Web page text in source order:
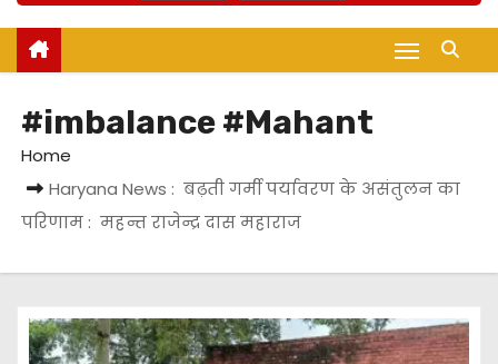
#imbalance #Mahant
Home
Haryana News : बढ़ती गर्मी पर्यावरण के असंतुलन का
परिणाम : महन्त राजेन्द्र दास महाराज